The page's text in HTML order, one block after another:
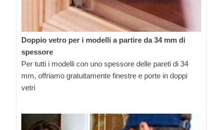
Doppio vetro per i modelli a partire da 34 mm di
spessore
Per tutti i modelli con uno spessore delle pareti di 34
mm, offriamo gratuitamente finestre e porte in doppi
vetri